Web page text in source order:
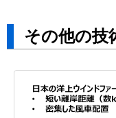
その他の技